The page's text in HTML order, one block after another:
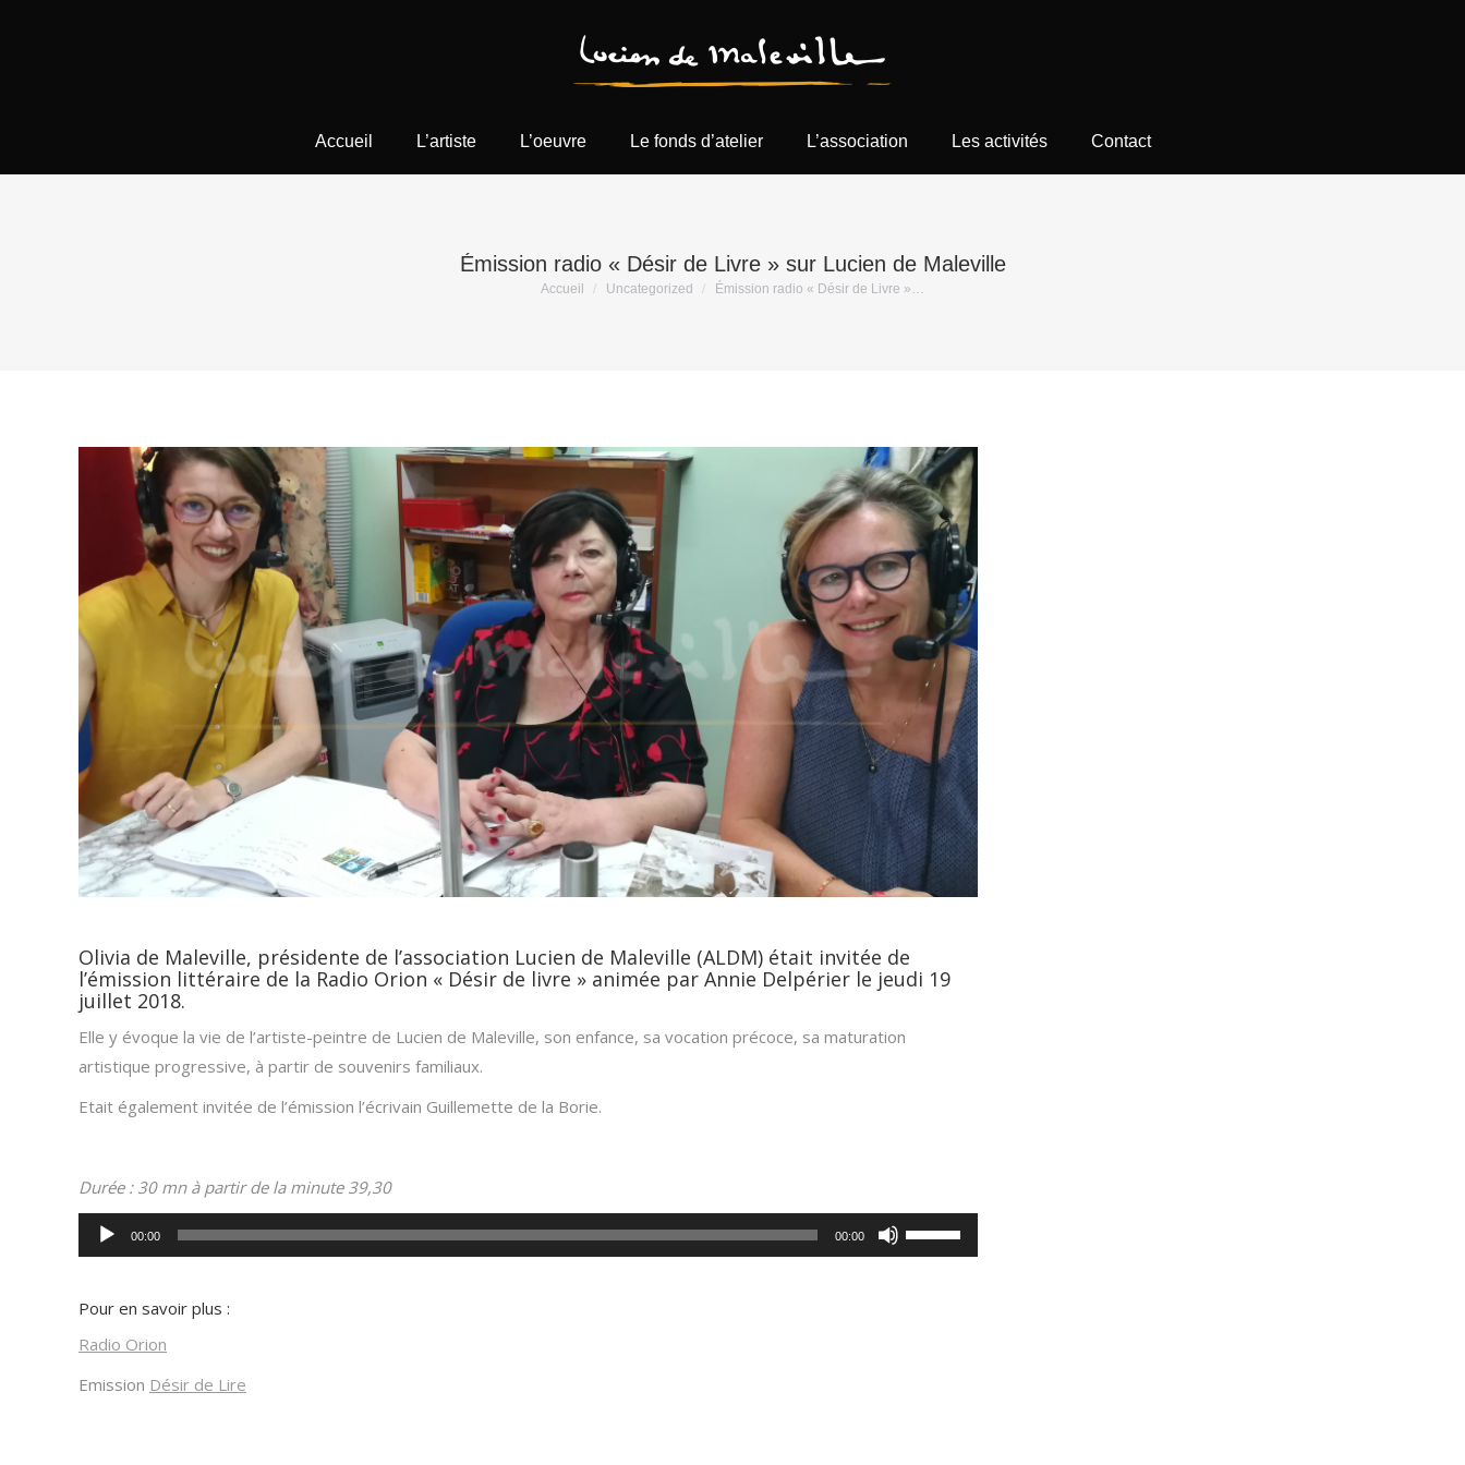
Accueil L’artiste L’oeuvre Le fonds d’atelier L’association Les activités Contact
Émission radio « Désir de Livre » sur Lucien de Maleville
Vous êtes ici :
Accueil Uncategorized Émission radio « Désir de Livre »…
Olivia de Maleville, présidente de l’association Lucien de Maleville (ALDM) était invitée de
l’émission littéraire de la Radio Orion « Désir de livre » animée par Annie Delpérier le jeudi 19
juillet 2018.
Elle y évoque la vie de l’artiste-peintre de Lucien de Maleville, son enfance, sa vocation précoce, sa maturation
artistique progressive, à partir de souvenirs familiaux.
Etait également invitée de l’émission l’écrivain Guillemette de la Borie.
Durée : 30 mn à partir de la minute 39,30
Lecteur
audio
00:00 00:00
Utilisez
les
Pour en savoir plus :
Radio Orion
Emission Désir de Lire